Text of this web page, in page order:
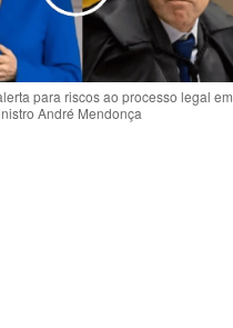
para riscos ao processo legal em
André Mendonça